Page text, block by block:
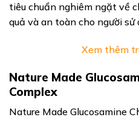
tiêu chuẩn nghiêm ngặt về
quả và an toàn cho người sử
Xem thêm
Nature Made
Complex
Nature Made Glucosamine